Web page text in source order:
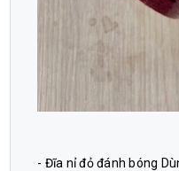
- Đĩa nỉ đỏđánh bóng